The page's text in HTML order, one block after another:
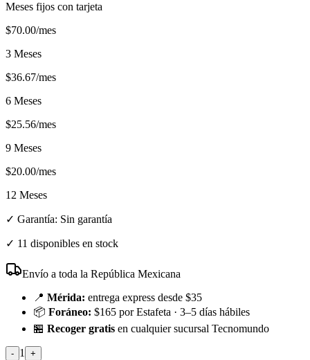
Meses fijos con tarjeta
$70.00/mes
3 Meses
$36.67/mes
6 Meses
$25.56/mes
9 Meses
$20.00/mes
12 Meses
✓ Garantía: Sin garantía
✓ 11 disponibles en stock
Envío a toda la República Mexicana
📍 Mérida: entrega express desde $35
📦 Foráneo: $165 por Estafeta · 3–5 días hábiles
🏪 Recoger gratis en cualquier sucursal Tecnomundo
- 1 +